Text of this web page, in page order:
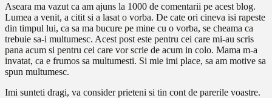
Aseara ma vazut ca am ajuns la 1000 de comentarii pe acest blog.
Lumea a venit, a citit si a lasat o vorba. De cate ori cineva isi rapeste
din timpul lui, ca sa ma bucure pe mine cu o vorba, se cheama ca
trebuie sa-i multumesc. Acest post este pentru cei care mi-au scris
pana acum si pentru cei care vor scrie de acum in colo. Mama m-a
invatat, ca e frumos sa multumesti. Si mie imi place, sa am motive sa
spun multumesc.
Imi sunteti dragi, va consider prieteni si tin cont de parerile voastre.